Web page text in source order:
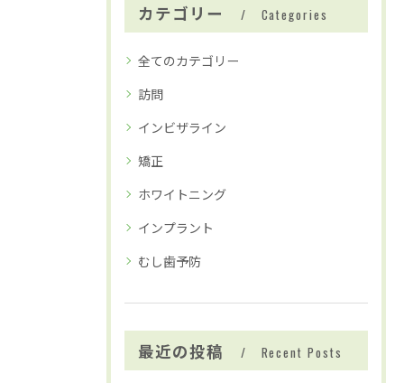
カテゴリー Categories
全てのカテゴリー
訪問
インビザライン
矯正
ホワイトニング
インプラント
むし歯予防
最近の投稿 Recent Posts